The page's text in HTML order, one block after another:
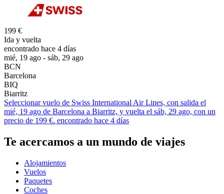
199 €
Ida y vuelta
encontrado hace 4 días
mié, 19 ago - sáb, 29 ago
BCN
Barcelona
BIQ
Biarritz
Seleccionar vuelo de Swiss International Air Lines, con salida el
mié, 19 ago de Barcelona a Biarritz, y vuelta el sáb, 29 ago, con un
precio de 199 €. encontrado hace 4 días
Te acercamos a un mundo de viajes
Alojamientos
Vuelos
Paquetes
Coches